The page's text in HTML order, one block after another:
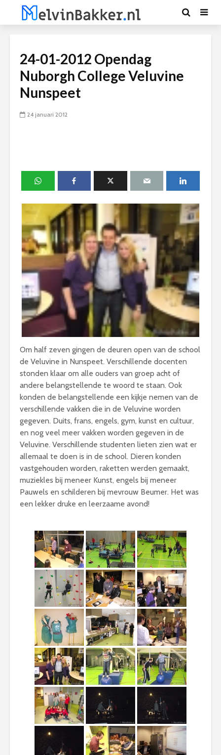
24-01-2012 Opendag
Nuborgh College Veluvine
Nunspeet
24 januari 2012
Om half zeven gingen de deuren open van de school
de Veluvine in Nunspeet. Verschillende docenten
stonden klaar om alle ouders van groep acht of
andere belangstellende te woord te staan. Ook
konden de belangstellende een kijkje nemen van de
verschillende vakken die in de Veluvine worden
gegeven. Duits, frans, engels, gym, kunst en cultuur,
en nog veel meer vakken worden gegeven in de
Veluvine. Verschillende studenten lieten zien wat er
allemaal te doen is in de school. Dieren konden
vastgehouden worden, raketten werden gemaakt,
muziekles bij meneer Kunst, engels bij meneer
Pauwels en schilderen bij mevrouw Beumer. Het was
een lekker druke en leerzaame avond!